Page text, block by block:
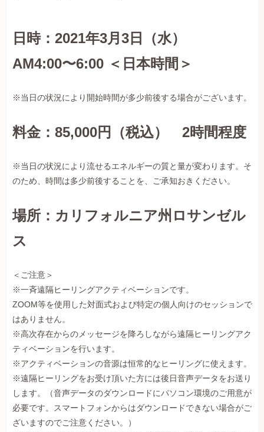
日時：2021年3月3日（水）
AM4:00〜6:00 ＜日本時間＞
※当日の状況により開始時間が多少前後する場合がございます。
料金：85,000円（税込） 2時間程度
※当日の状況により流せるエネルギーの質と量が変わります。そ
のため、時間は多少前後することを、ご承知おきください。
場所：カリフォルニア州ロサンゼル
ス
＜ご注意＞
※一斉遠隔ヒーリングアクティベーションです。
ZOOM等を使用した対面式および特定の個人向けのセッションで
はありません。
※高次存在からのメッセージを降ろしながら遠隔ヒーリングアク
ティベーションを行います。
※アクティベーションの音源は恒常的なヒーリングに使えます。
※遠隔ヒーリングをお受け頂いた方には後日音声データをお送り
します。（音声データのダウンロードにパソコン環境のご用意が
必要です。スマートフォンからはダウンロードできない場合がご
ざいますのでご注意ください。）